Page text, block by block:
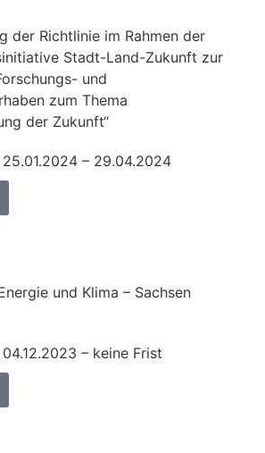
der Richtlinie im Rahmen der
Stadt-Land-Zukunft zur
und
zum Thema
der Zukunft“
– 29.04.2024
und Klima – Sachsen
– keine Frist